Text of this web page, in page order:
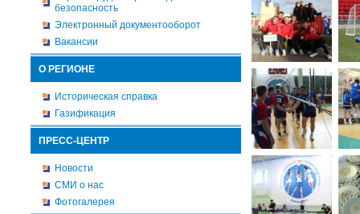
безопасность
Электронный документооборот
Вакансии
О РЕГИОНЕ
Историческая справка
Газификация
ПРЕСС-ЦЕНТР
Новости
СМИ о нас
Фотогалерея